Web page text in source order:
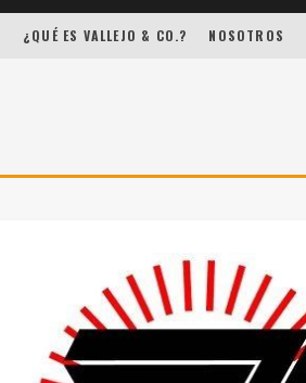
¿QUÉ ES VALLEJO & CO.? NOSOTROS